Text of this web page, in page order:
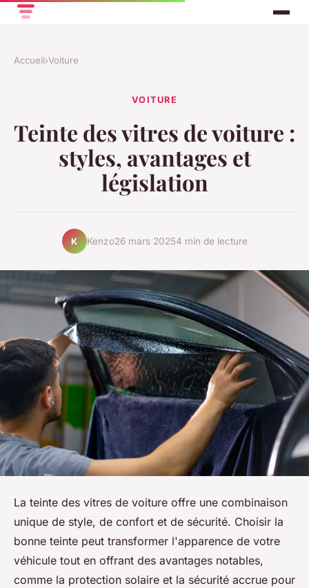
Accueil›Voiture
VOITURE
Teinte des vitres de voiture :
styles, avantages et
législation
K Kenzo26 mars 20254 min de lecture
La teinte des vitres de voiture offre une combinaison
unique de style, de confort et de sécurité. Choisir la
bonne teinte peut transformer l'apparence de votre
véhicule tout en offrant des avantages notables,
comme la protection solaire et la sécurité accrue pour